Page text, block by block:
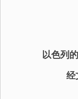
以色列
经